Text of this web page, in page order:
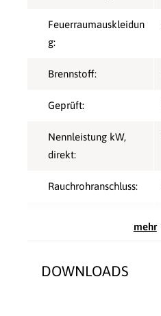
Feuerraumauskleidun
g:
Brennstoff:
Geprüft:
Nennleistung kW,
direkt:
Rauchrohranschluss:
Verbrennungsluft:
mehr
DOWNLOADS